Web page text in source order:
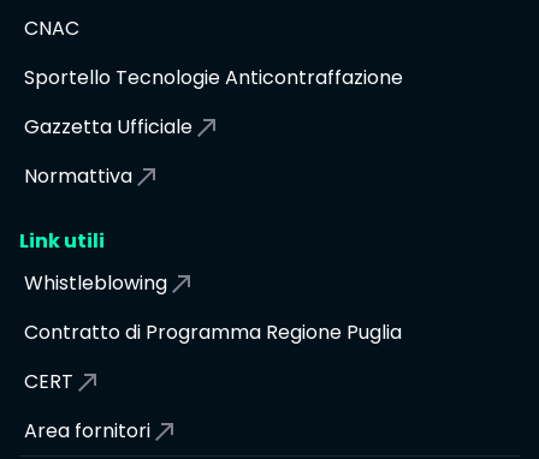
CNAC
Sportello Tecnologie Anticontraffazione
Gazzetta Ufficiale
Normattiva
Link utili
Whistleblowing
Contratto di Programma Regione Puglia
CERT
Area fornitori